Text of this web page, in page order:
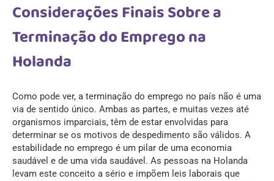
Considerações Finais Sobre a
Terminação do Emprego na
Holanda
Como pode ver, a terminação do emprego no país não é uma
via de sentido único. Ambas as partes, e muitas vezes até
organismos imparciais, têm de estar envolvidas para
determinar se os motivos de despedimento são válidos. A
estabilidade no emprego é um pilar de uma economia
saudável e de uma vida saudável. As pessoas na Holanda
levam este conceito a sério e impõem leis laborais que